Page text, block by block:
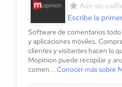
Aún sin
Escribe la
Software de comentarios
y aplicaciones móviles.
clientes y visitantes hacen lo
Mopinion puede recopilar y
comen... Conocer más sobre